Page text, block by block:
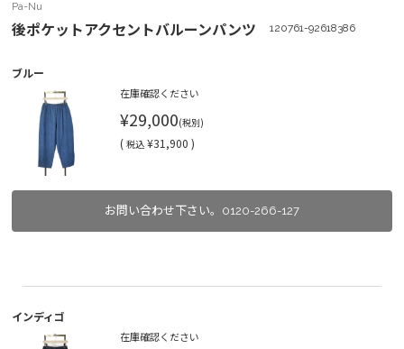
Pa-Nu
後ポケットアクセントバルーンパンツ 120761-92618386
ブルー
在庫確認ください
¥29,000(税別)
( 税込 ¥31,900 )
お問い合わせ下さい。0120-266-127
インディゴ
在庫確認ください